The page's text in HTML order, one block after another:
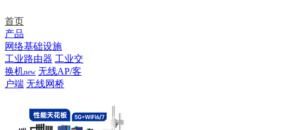
首页
产品
网络基础设施
工业路由器 工业交
换机new 无线AP/客
户端 无线网桥